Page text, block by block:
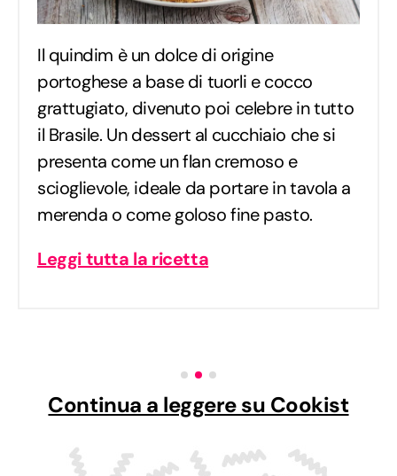
Il quindim è un dolce di origine
portoghese a base di tuorli e cocco
grattugiato, divenuto poi celebre in tutto
il Brasile. Un dessert al cucchiaio che si
presenta come un flan cremoso e
scioglievole, ideale da portare in tavola a
merenda o come goloso fine pasto.
Leggi tutta la ricetta
Continua a leggere su Cookist